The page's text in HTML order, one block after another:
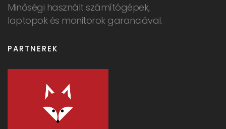
Minőségi használt számítógépek,
laptopok és monitorok garanciával.
PARTNEREK